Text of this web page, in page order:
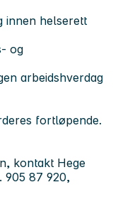
innen helserett
og
arbeidshverdag
fortløpende.
kontakt Hege
905 87 920,